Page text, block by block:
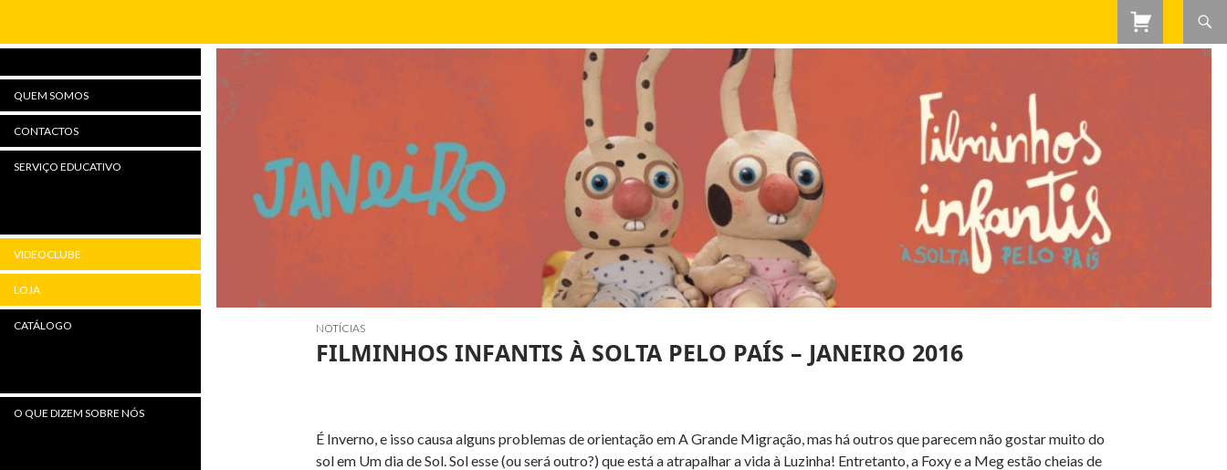
NOTÍCIAS
FILMINHOS INFANTIS À SOLTA PELO PAÍS – JANEIRO 2016
É Inverno, e isso causa alguns problemas de orientação em A Grande Migração, mas há outros que parecem não gostar muito do
sol em Um dia de Sol.Sol esse (ou será outro?) que está a atrapalhar a vida à Luzinha! Entretanto, a Foxy e a Meg estão cheias de
QUEM SOMOS
CONTACTOS
SERVIÇO EDUCATIVO
VIDEOCLUBE
LOJA
CATÁLOGO
O QUE DIZEM SOBRE NÓS